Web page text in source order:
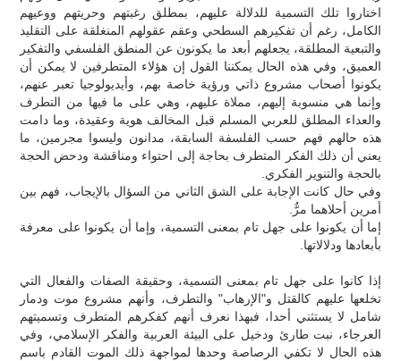
اختاروا تلك التسمية للدلالة عليهم، بمطلق رغبتهم وحريتهم ووعيهم
الكامل، رغم أن تفكيرهم السطحي وعقم عقولهم المنغلقة على التقليد
والتبعية المطلقة، يجعلهم أبعد ما يكونون عن المنطق الفلسفي والتفكير
العميق، وفي هذه الحال يمكننا القول إن هؤلاء المتطرفين لا يمكن أن
يكونوا أصحاب مشروع ذاتي ورؤية خاصة بهم، وأيديولوجيا تعبر عنهم،
وإنما هي منسوبة إليهم، مملاة عليهم، وهي على ما فيها من التطرف
والعداء المطلق للعربي المسلم قبل المخالف هوية وعقيدة، وما دامت
هذه حالهم فهم حسب الفلسفة السابقة، مدانون وليسوا مجرمين، ما
يعني أن ذلك الفكر المتطرف بحاجة إلى احتواء ومناقشة ودحض الحجة
بالحجة والتنوير الفكري.
وفي حال كانت الإجابة على الشق الثاني من السؤال بالإيجاب، فهم بين
أمرين أحلاهما مرٌّ.
إما أن يكونوا على جهل تام بمعنى التسمية، وإما أن يكونوا على معرفة
بأبعادها ودلالاتها.
إذا كانوا على جهل تام بمعنى التسمية، وحقيقة الصفات والفعال التي
تخلعها عليهم كالقتل و"الإرهاب" والتطرف، وأنهم مشروع موت ودمار
شامل لا يستثني أحدا، فبهذا نعرف أنهم كفكرهم المتطرف وتسميتهم
العرجاء، نبت طارئ ودخيل على البيئة العربية والفكر الإسلامي، وفي
هذه الحال لا تكفي الرصاصة وحدها لمواجهة ذلك الموت القادم باسم